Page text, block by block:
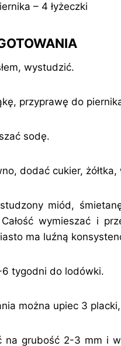
– 4 łyżeczki
wystudzić.
przyprawę do
sodę.
dodać cukier,
miód,
wymieszać i
ma luźną
tygodni do lodówki.
można upiec 3
na grubość 2-3 mm i